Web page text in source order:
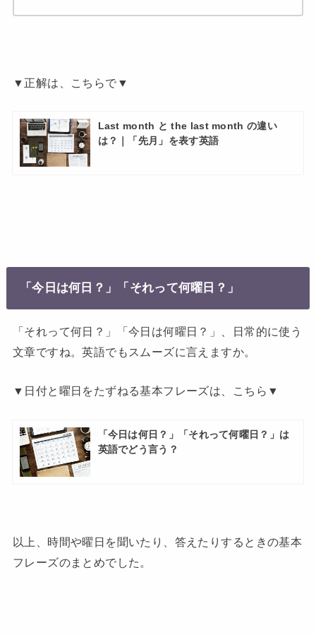
▼正解は、こちらで▼
Last month と the last month の違い
は？｜「先月」を表す英語
「今日は何日？」「それって何曜日？」
「それって何日？」「今日は何曜日？」、日常的に使う
文章ですね。英語でもスムーズに言えますか。
▼日付と曜日をたずねる基本フレーズは、こちら▼
「今日は何日？」「それって何曜日？」は
英語でどう言う？
以上、時間や曜日を聞いたり、答えたりするときの基本
フレーズのまとめでした。